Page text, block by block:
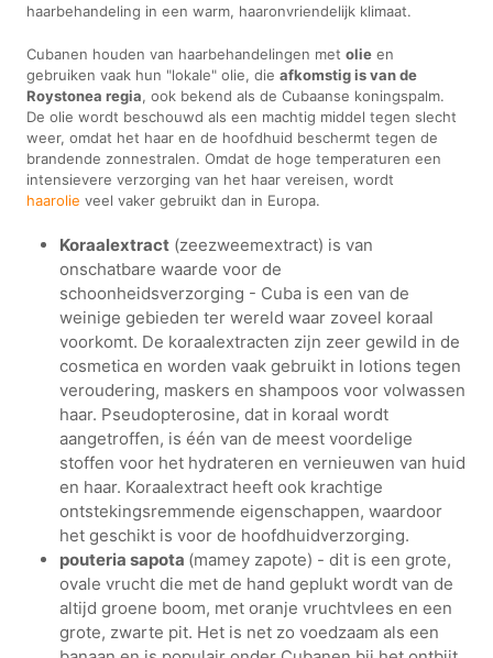
haarbehandeling in een warm, haaronvriendelijk klimaat.
Cubanen houden van haarbehandelingen metolie en
gebruiken vaak hun "lokale" olie, dieafkomstig is van de
Roystonea regia, ook bekend als de Cubaanse koningspalm.
De olie wordt beschouwd als een machtig middel tegen slecht
weer, omdat het haar en de hoofdhuid beschermt tegen de
brandende zonnestralen. Omdat de hoge temperaturen een
intensievere verzorging van het haar vereisen, wordt
haarolie veel vaker gebruikt dan in Europa.
Koraalextract (zeezweemextract) is van
onschatbare waarde voor de
schoonheidsverzorging - Cuba is een van de
weinige gebieden ter wereld waar zoveel koraal
voorkomt. De koraalextracten zijn zeer gewild in de
cosmetica en worden vaak gebruikt in lotions tegen
veroudering, maskers en shampoos voor volwassen
haar. Pseudopterosine, dat in koraal wordt
aangetroffen, is één van de meest voordelige
stoffen voor het hydrateren en vernieuwen van huid
en haar. Koraalextract heeft ook krachtige
ontstekingsremmende eigenschappen, waardoor
het geschikt is voor de hoofdhuidverzorging.
pouteria sapota (mamey zapote) - dit is een grote,
ovale vrucht die met de hand geplukt wordt van de
altijd groene boom, met oranje vruchtvlees en een
grote, zwarte pit. Het is net zo voedzaam als een